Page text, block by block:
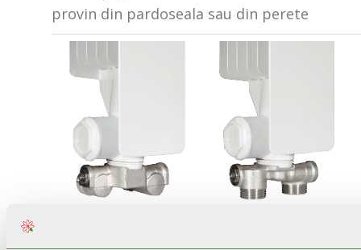
provin din pardoseala sau din perete
DE JOS PE PERETE DR-ST
DE JOS PE PODEA DR-ST